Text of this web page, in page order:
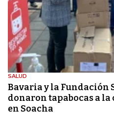
SALUD
Bavaria y la Fundación
donaron tapabocas a
en Soacha